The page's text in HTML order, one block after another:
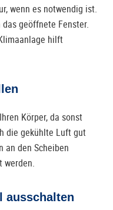
wenn es notwendig ist.
geöffnete Fenster.
hilft
Körper, da sonst
die gekühlte Luft gut
an den Scheiben
werden.
ausschalten